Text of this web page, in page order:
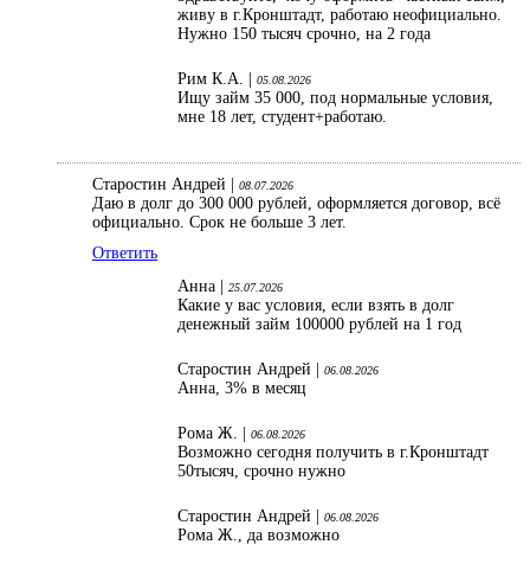
живу в г.Кронштадт, работаю неофициально.
Нужно 150 тысяч срочно, на 2 года
Рим К.А. | 05.08.2026
Ищу займ 35 000, под нормальные условия,
мне 18 лет, студент+работаю.
Старостин Андрей | 08.07.2026
Даю в долг до 300 000 рублей, оформляется договор, всё
официально. Срок не больше 3 лет.
Ответить
Анна |
25.07.2026
Какие у вас условия, если взять в долг
денежный займ 100000 рублей на 1 год
Старостин Андрей | 06.08.2026
Анна, 3% в месяц
Рома Ж. | 06.08.2026
Возможно сегодня получить в г.Кронштадт
50тысяч, срочно нужно
Старостин Андрей | 06.08.2026
Рома Ж., да возможно